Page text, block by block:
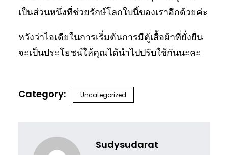
เป็นส่วนหนึ่งที่ช่วยรักษ์โลกใบนี้ของเราอีกด้วยค่ะ
หวังว่าไอเดียในการเริ่มต้นการมีตู้เสื้อผ้าที่ยั่งยืน
จะเป็นประโยชน์ให้คุณได้นำไปปรับใช้กันนะคะ
Uncategorized
Sudysudarat